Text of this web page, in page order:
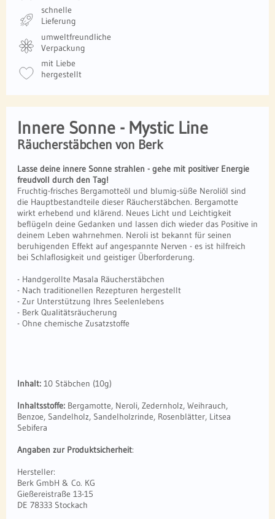
schnelle
Lieferung
umweltfreundliche
Verpackung
mit Liebe
hergestellt
Innere Sonne - Mystic Line
Räucherstäbchen von Berk
Lasse deine innere Sonne strahlen - gehe mit positiver Energie
freudvoll durch den Tag!
Fruchtig-frisches Bergamotteöl und blumig-süße Neroliöl sind
die Hauptbestandteile dieser Räucherstäbchen. Bergamotte
wirkt erhebend und klärend. Neues Licht und Leichtigkeit
beflügeln deine Gedanken und lassen dich wieder das Positive in
deinem Leben wahrnehmen. Neroli ist bekannt für seinen
beruhigenden Effekt auf angespannte Nerven - es ist hilfreich
bei Schlaflosigkeit und geistiger Überforderung.
- Handgerollte Masala Räucherstäbchen
- Nach traditionellen Rezepturen hergestellt
- Zur Unterstützung Ihres Seelenlebens
- Berk Qualitätsräucherung
- Ohne chemische Zusatzstoffe
Inhalt: 10 Stäbchen (10g)
Inhaltsstoffe: Bergamotte, Neroli, Zedernholz, Weihrauch,
Benzoe, Sandelholz, Sandelholzrinde, Rosenblätter, Litsea
Sebifera
Angaben zur Produktsicherheit:
Hersteller:
Berk GmbH & Co. KG
Gießereistraße 13-15
DE 78333 Stockach